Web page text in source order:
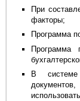
При
факторы;
Программа
Программа
В